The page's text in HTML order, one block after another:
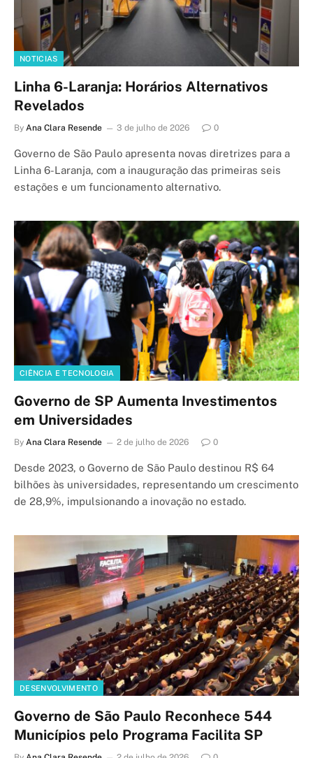
NOTICIAS
Linha 6-Laranja: Horários Alternativos
Revelados
By Ana Clara Resende 3 de julho de 2026 0
Governo de São Paulo apresenta novas diretrizes para a
Linha 6-Laranja, com a inauguração das primeiras seis
estações e um funcionamento alternativo.
CIÊNCIA E TECNOLOGIA
Governo de SP Aumenta Investimentos
em Universidades
By Ana Clara Resende 2 de julho de 2026 0
Desde 2023, o Governo de São Paulo destinou R$ 64
bilhões às universidades, representando um crescimento
de 28,9%, impulsionando a inovação no estado.
DESENVOLVIMENTO
Governo de São Paulo Reconhece 544
Municípios pelo Programa Facilita SP